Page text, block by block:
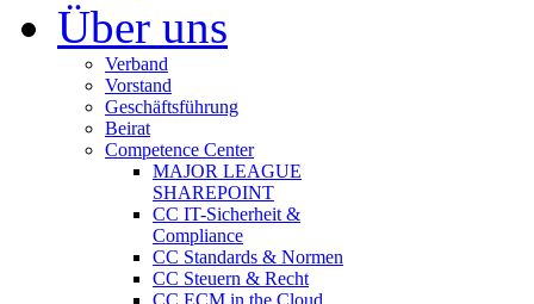
Über uns
Verband
Vorstand
Geschäftsführung
Beirat
Competence Center
MAJOR LEAGUE
SHAREPOINT
CC IT-Sicherheit &
Compliance
CC Standards & Normen
CC Steuern & Recht
CC ECM in the Cloud